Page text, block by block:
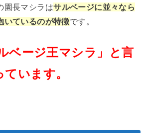
園長マシラはサルベージに並々なら
いているのが特徴です。
ベージ王マシラ」と言
います。